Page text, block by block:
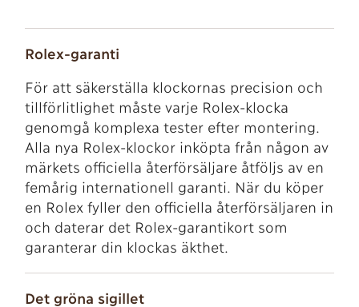
Rolex-garanti
För att säkerställa klockornas precision och
tillförlitlighet måste varje Rolex-klocka
genomgå komplexa tester efter montering.
Alla nya Rolex-klockor inköpta från någon av
märkets officiella återförsäljare åtföljs av en
femårig internationell garanti. När du köper
en Rolex fyller den officiella återförsäljaren in
och daterar det Rolex-garantikort som
garanterar din klockas äkthet.
Det gröna sigillet